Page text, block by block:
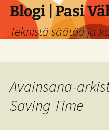
Siirry
sisältöön
Blogi | Pasi
Teknistä säätöä ja
Avainsana-
Saving Time